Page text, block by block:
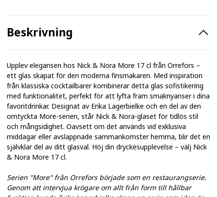
Beskrivning
Upplev elegansen hos Nick & Nora More 17 cl från Orrefors –
ett glas skapat för den moderna finsmakaren. Med inspiration
från klassiska cocktailbarer kombinerar detta glas sofistikering
med funktionalitet, perfekt för att lyfta fram smaknyanser i dina
favoritdrinkar. Designat av Erika Lagerbielke och en del av den
omtyckta More-serien, står Nick & Nora-glaset för tidlös stil
och mångsidighet. Oavsett om det används vid exklusiva
middagar eller avslappnade sammankomster hemma, blir det en
självklar del av ditt glasval. Höj din dryckesupplevelse – välj Nick
& Nora More 17 cl.
Serien "More" från Orrefors började som en restaurangserie.
Genom att intervjua krögare om allt från form till hållbar